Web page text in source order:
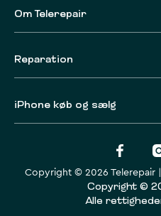
Om Telerepair
Reparation
iPhone køb og sælg
Copyright © 2026 Telerepair
Copyright ©
Alle